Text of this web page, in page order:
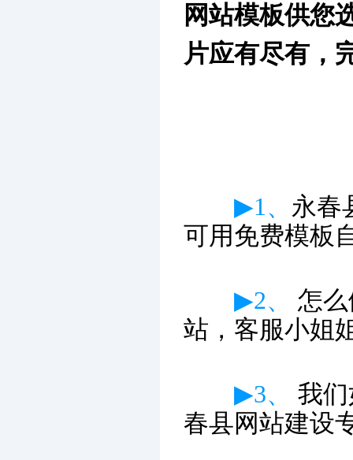
网站模板供您
片应有尽有，
▶1、 永春
可用免费模板
▶2、 怎
站，客服小姐
▶3、 我
春县网站建设